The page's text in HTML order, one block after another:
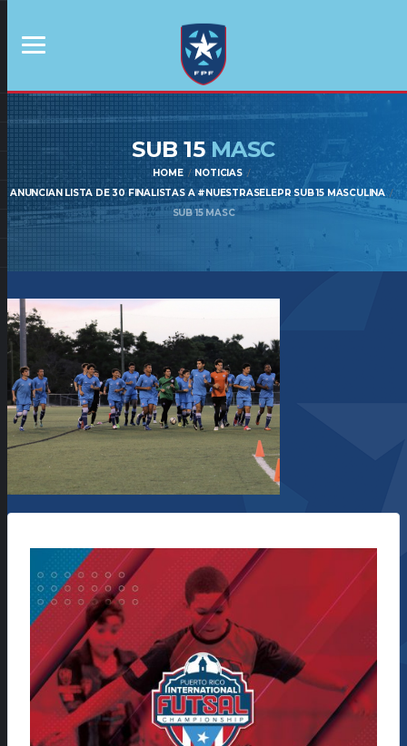
SUB 15 MASC
HOME
NOTICIAS
ANUNCIAN LISTA DE 30 FINALISTAS A #NUESTRASELEPR SUB 15 MASCULINA
SUB 15 MASC